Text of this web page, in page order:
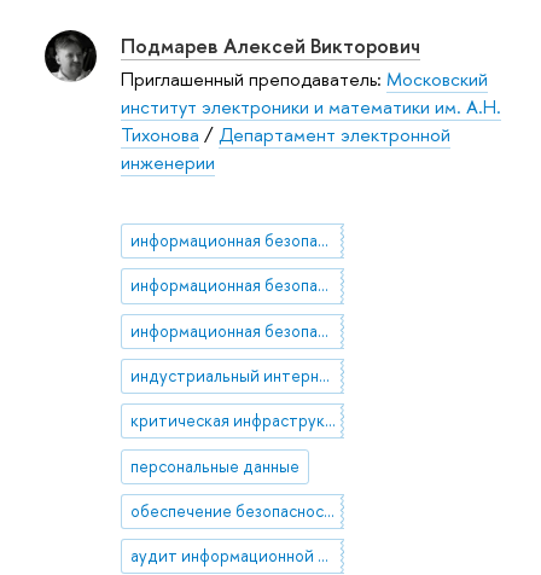
Подмарев Алексей Викторович
Приглашенный преподаватель: Московский
институт электроники и математики им. А.Н.
Тихонова /Департамент электронной
инженерии
информационная безопасность
информационная безопасность личности
информационная безопасность предпринимательских структур
индустриальный интернет вещей
критическая инфраструктура
персональные данные
обеспечение безопасности
аудит информационной безопасности